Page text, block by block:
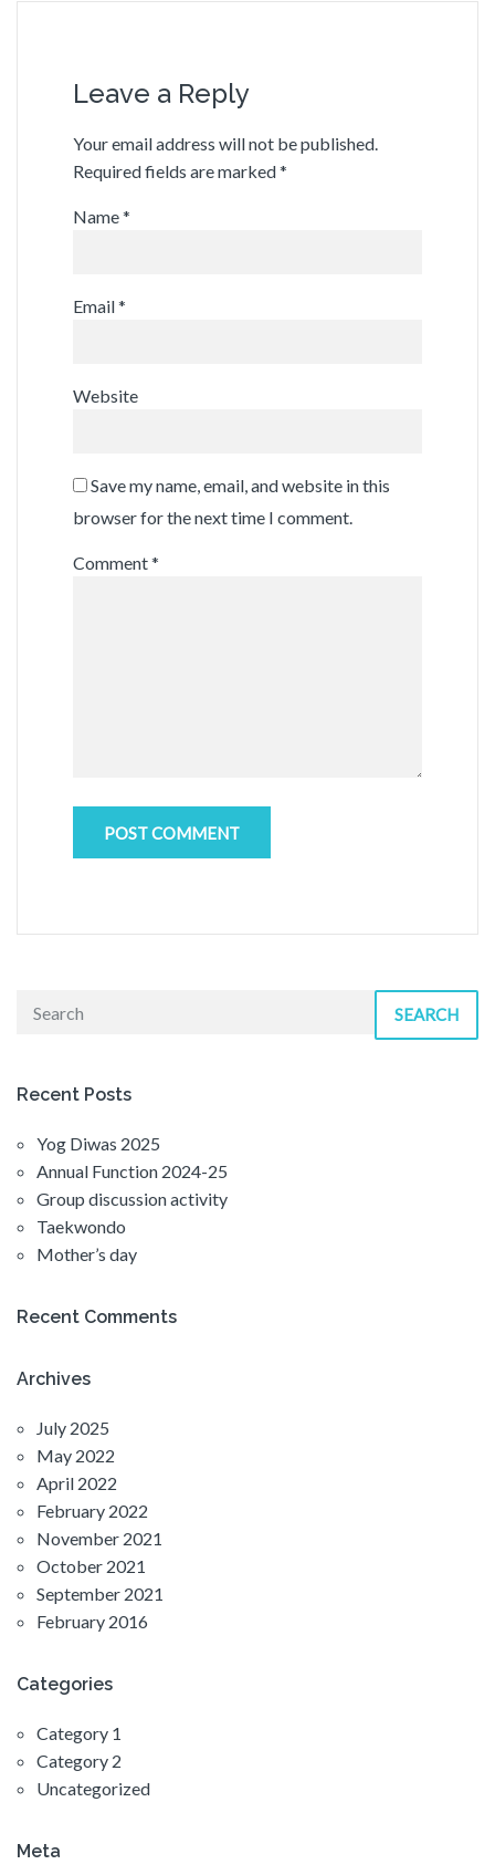
Leave a Reply
Your email address will not be published.
Required fields are marked*
Name*
Email*
Website
Save my name, email, and website in this
browser for the next time I comment.
Comment*
SEARCH
Recent Posts
Yog Diwas 2025
Annual Function 2024-25
Group discussion activity
Taekwondo
Mother’s day
Recent Comments
Archives
July 2025
May 2022
April 2022
February 2022
November 2021
October 2021
September 2021
February 2016
Categories
Category 1
Category 2
Uncategorized
Meta